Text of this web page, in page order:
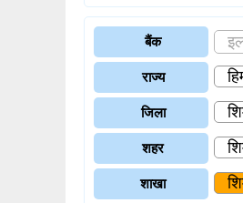
बैंक
राज्य
जिला
शहर
शाखा